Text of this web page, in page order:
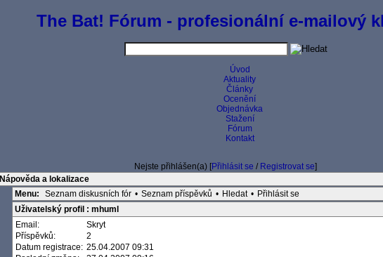
The Bat! Fórum - profesionální e-mailový
Úvod
Aktuality
Články
Ocenění
Objednávka
Stažení
Fórum
Kontakt
Nejste přihlášen(a) [Přihlásit se / Registrovat se]
Nápověda a lokalizace
Menu:
Seznam diskusních fór • Seznam příspěvků • Hledat • Přihlásit se
Uživatelský profil : mhuml
Email:
Skryt
Příspěvků:
2
Datum registrace: 25.04.2007 09:31